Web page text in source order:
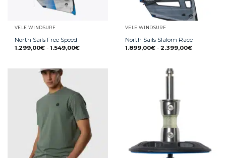
VELE WINDSURF
North Sails Free Speed
1.299,00€ - 1.549,00€
VELE WINDSURF
North Sails Slalom Race
1.899,00€ - 2.399,00€